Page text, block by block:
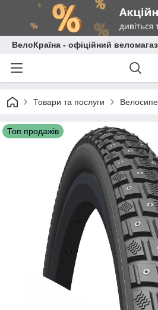
ВелоКраїна - офіційний
Товари та послуги
Топ продажів